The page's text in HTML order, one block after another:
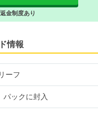
金制度あり
情報
ーフ
パックに封入